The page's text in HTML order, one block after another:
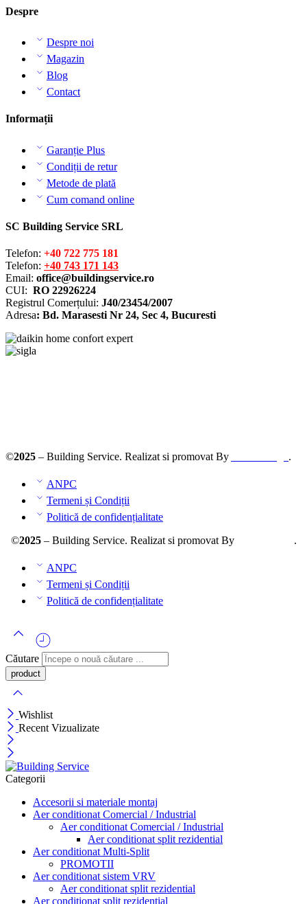
Despre
Despre noi
Magazin
Blog
Contact
Informații
Garanție Plus
Condiții de retur
Metode de plată
Cum comand online
SC Building Service SRL
Telefon: +40 722 775 181
Telefon: +40 743 171 143
Email: office@buildingservice.ro
CUI: RO 22926224
Registrul Comerțului: J40/23454/2007
Adresa: Bd. Marasesti Nr 24, Sec 4, Bucuresti
©2025 – Building Service. Realizat si promovat By .
ANPC
Termeni și Condiții
Politică de confidențialitate
©2025– Building Service. Realizat si promovat By .
ANPC
Termeni și Condiții
Politică de confidențialitate
Căutare
Wishlist
Recent Vizualizate
Categorii
Accesorii si materiale montaj
Aer conditionat Comercial / Industrial
Aer conditionat Comercial / Industrial
Aer conditionat split rezidential
Aer conditionat Multi-Split
PROMOTII
Aer conditionat sistem VRV
Aer conditionat split rezidential
Aer conditionat split rezidential